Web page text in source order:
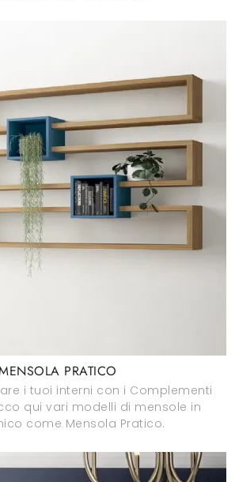
PRATICO
i tuoi interni con i Complementi
qui vari modelli di mensole in
come Mensola Pratico.